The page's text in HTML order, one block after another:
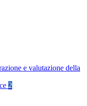
e valutazione della
2